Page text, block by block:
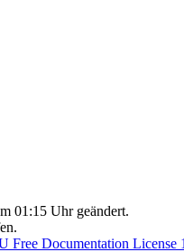
01:15 Uhr geändert.
Free Documentation License